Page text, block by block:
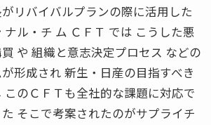
リバイバルプランの際に活用した
ナル・チ ム ＣＦＴ では こうした悪
や 組織と意志決定プロセス などの
形成され 新生・日産の目指すべき
このＣＦＴも全社的な課題に対応で
そこで考案されたのがサプライチ